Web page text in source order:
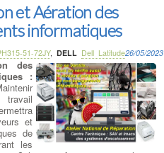
et Aération des
informatiques
26/05/2023
des
:
travail
et
de
les
51-72JY, DELL Dell Latitude